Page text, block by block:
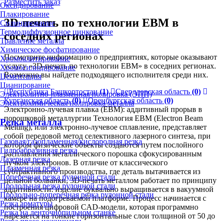
Оксидирование
Плакирование
Силицирование
Термодиффузионное цинкование
Травление металла
Химическое фосфатирование
Хромоалитирование
Хромосилицирование
Цементация
Цианирование
Электролитно-плазменная полировка (ЭПП)
Электрохимическая полировка металла
Резка металла
Газовая/газопламенная/кислородная резка
Гидроабразивная резка
Лазерная резка
Плазменная резка
Поперечная резка рулонной стали
Продольная резка рулонной стали
Продольно-поперечная резка рулонной стали
Резка арматуры
Резка на ленточнопильном станке
Разместить заказ
3D-печать по технологии EBM в
соседних регионах
Посмотрите информацию о предприятиях, которые оказывают
услугу «3D-печать по технологии EBM» в соседних регионах.
Возможно вы найдете подходящего исполнителя среди них.
Республика Башкортостан(1) Свердловская область (0)
Курганская область(0) Оренбургская область (0)
Электронно-лучевая плавка (EBM): аддитивный прорыв в
порошковой металлургии Технология EBM (Electron Beam
Melting), или электронно-лучевое сплавление, представляет
собой передовой метод селективного лазерного синтеза, при
котором физические объекты создаются путем послойного
расплавления металлического порошка сфокусированным
пучком электронов. В отличие от классического
субтрактивного производства, где деталь вытачивается из
цельной болванки, 3D-печать металлом работает по принципу
аддитивности: изделие буквально выращивается в вакуумной
камере на подогреваемой платформе. Процесс начинается с
построения цифровой CAD-модели, которая программно
нарезается на тонкие горизонтальные слои толщиной от 50 до